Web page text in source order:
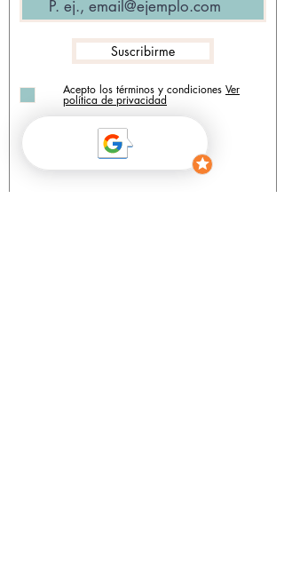
Suscribirme
Acepto los términos y condiciones Ver
política de privacidad